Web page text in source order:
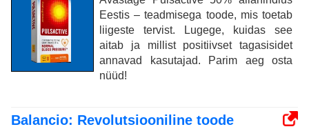
Eestis – teadmisega toode, mis toetab
liigeste tervist. Lugege, kuidas see
aitab ja millist positiivset tagasisidet
annavad kasutajad. Parim aeg osta
nüüd!
Balancio: Revolutsiooniline toode